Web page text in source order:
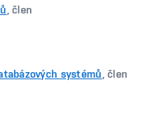
, člen
systémů , člen